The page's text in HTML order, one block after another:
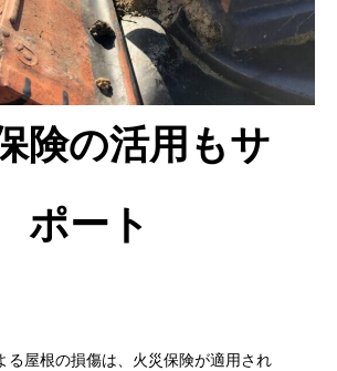
険の活用もサ
ポート
る屋根の損傷は、火災保険が適用され